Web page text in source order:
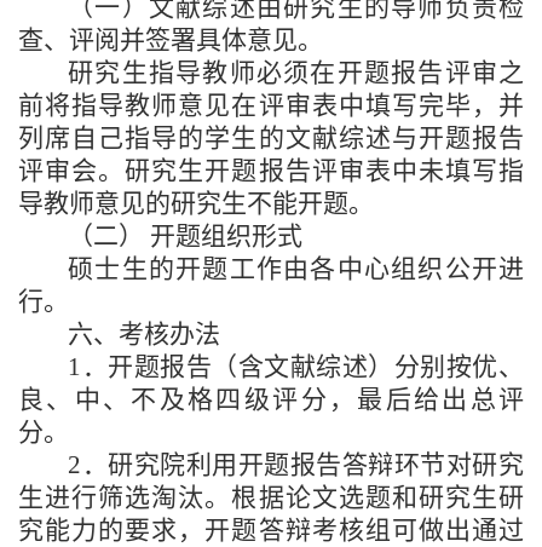
（一）文献综述由研究生的导师负责检
查、评阅并签署具体意见。
研究生指导教师必须在开题报告评审之
前将指导教师意见在评审表中填写完毕，并
列席自己指导的学生的文献综述与开题报告
评审会。研究生开题报告评审表中未填写指
导教师意见的研究生不能开题。
（二） 开题组织形式
硕士生的开题工作由各中心组织公开进
行。
六、考核办法
1 ．开题报告（含文献综述）分别按优、
良、中、不及格四级评分，最后给出总评
分。
2 ．研究院利用开题报告答辩环节对研究
生进行筛选淘汰。根据论文选题和研究生研
究能力的要求，开题答辩考核组可做出通过